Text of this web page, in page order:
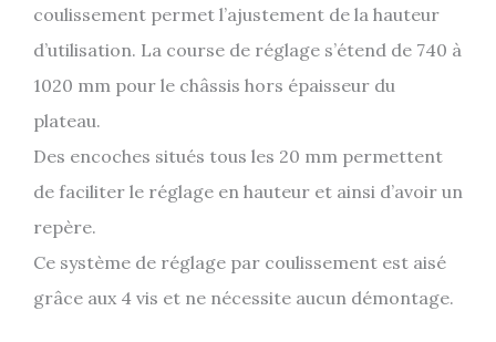
coulissement permet l’ajustement de la hauteur
d’utilisation. La course de réglage s’étend de 740 à
1020 mm pour le châssis hors épaisseur du
plateau.
Des encoches situés tous les 20 mm permettent
de faciliter le réglage en hauteur et ainsi d’avoir un
repère.
Ce système de réglage par coulissement est aisé
grâce aux 4 vis et ne nécessite aucun démontage.